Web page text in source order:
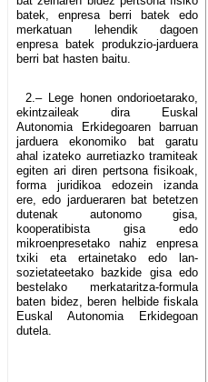
batek, enpresa berri batek edo
merkatuan lehendik dagoen
enpresa batek produkzio-jarduera
berri bat hasten baitu.
2.– Lege honen ondorioetarako,
ekintzaileak dira Euskal
Autonomia Erkidegoaren barruan
jarduera ekonomiko bat garatu
ahal izateko aurretiazko tramiteak
egiten ari diren pertsona fisikoak,
forma juridikoa edozein izanda
ere, edo jardueraren bat betetzen
dutenak autonomo gisa,
kooperatibista gisa edo
mikroenpresetako nahiz enpresa
txiki eta ertainetako edo lan-
sozietateetako bazkide gisa edo
bestelako merkataritza-formula
baten bidez, beren helbide fiskala
Euskal Autonomia Erkidegoan
dutela.